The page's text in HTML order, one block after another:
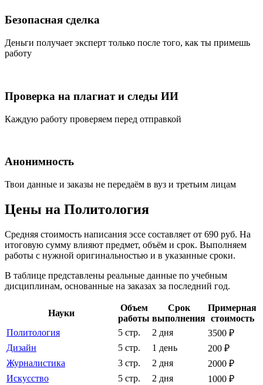
Безопасная сделка
Деньги получает эксперт только после того, как ты примешь
работу
Проверка на плагиат и следы ИИ
Каждую работу проверяем перед отправкой
Анонимность
Твои данные и заказы не передаём в вуз и третьим лицам
Цены на Политология
Средняя стоимость написания эссе составляет от 690 руб. На
итоговую сумму влияют предмет, объём и срок. Выполняем
работы с нужной оригинальностью и в указанные сроки.
В таблице представлены реальные данные по учебным
дисциплинам, основанные на заказах за последний год.
Науки
Объем
работы
Срок
выполнения
Примерная
стоимость
Политология
5 стр. 2 дня
3500 ₽
Дизайн
5 стр. 1 день
200 ₽
Журналистика
3 стр. 2 дня
2000 ₽
Искусство
5 стр. 2 дня 1000 ₽